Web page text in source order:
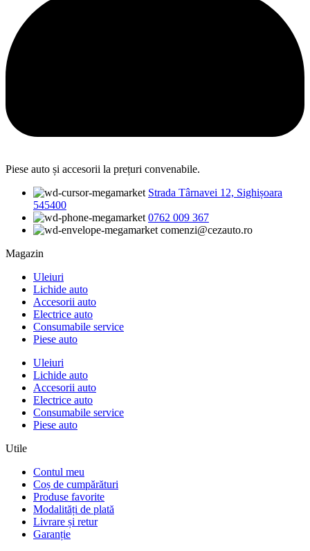
Piese auto și accesorii la prețuri convenabile.
Strada Târnavei 12, Sighișoara
545400
0762 009 367
comenzi@cezauto.ro
Magazin
Uleiuri
Lichide auto
Accesorii auto
Electrice auto
Consumabile service
Piese auto
Uleiuri
Lichide auto
Accesorii auto
Electrice auto
Consumabile service
Piese auto
Utile
Contul meu
Coș de cumpărături
Produse favorite
Modalități de plată
Livrare și retur
Garanție